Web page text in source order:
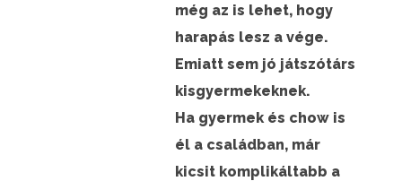
még az is lehet, hogy
harapás lesz a vége.
Emiatt sem jó játszótárs
kisgyermekeknek.
Ha gyermek és chow is
él a családban, már
kicsit komplikáltabb a